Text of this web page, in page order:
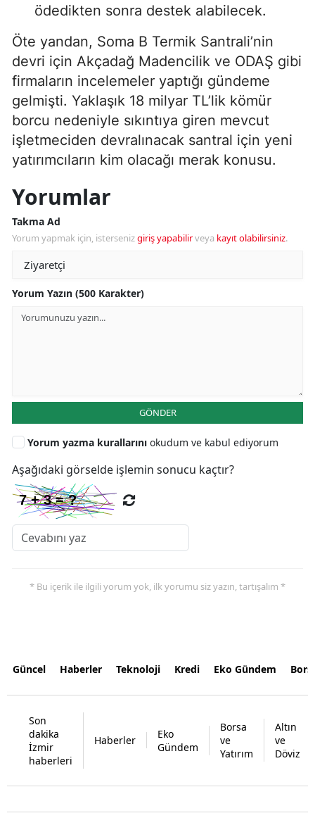
ödedikten sonra destek alabilecek.
Öte yandan, Soma B Termik Santrali’nin
devri için Akçadağ Madencilik ve ODAŞ gibi
firmaların incelemeler yaptığı gündeme
gelmişti. Yaklaşık 18 milyar TL’lik kömür
borcu nedeniyle sıkıntıya giren mevcut
işletmeciden devralınacak santral için yeni
yatırımcıların kim olacağı merak konusu.
Yorumlar
Takma Ad
Yorum yapmak için, istersenizgiriş yapabilirveya kayıt olabilirsiniz.
Yorum Yazın (500 Karakter)
GÖNDER
Yorum yazma kurallarını okudum ve kabul ediyorum
Aşağıdaki görselde işlemin sonucu kaçtır?
* Bu içerik ile ilgili yorum yok, ilk yorumu siz yazın, tartışalım *
Güncel Haberler Teknoloji Kredi Eko Gündem
Son
dakika
İzmir
haberleri
Haberler
Eko
Gündem
Borsa
ve
Yatırım
Altın
ve
Döviz